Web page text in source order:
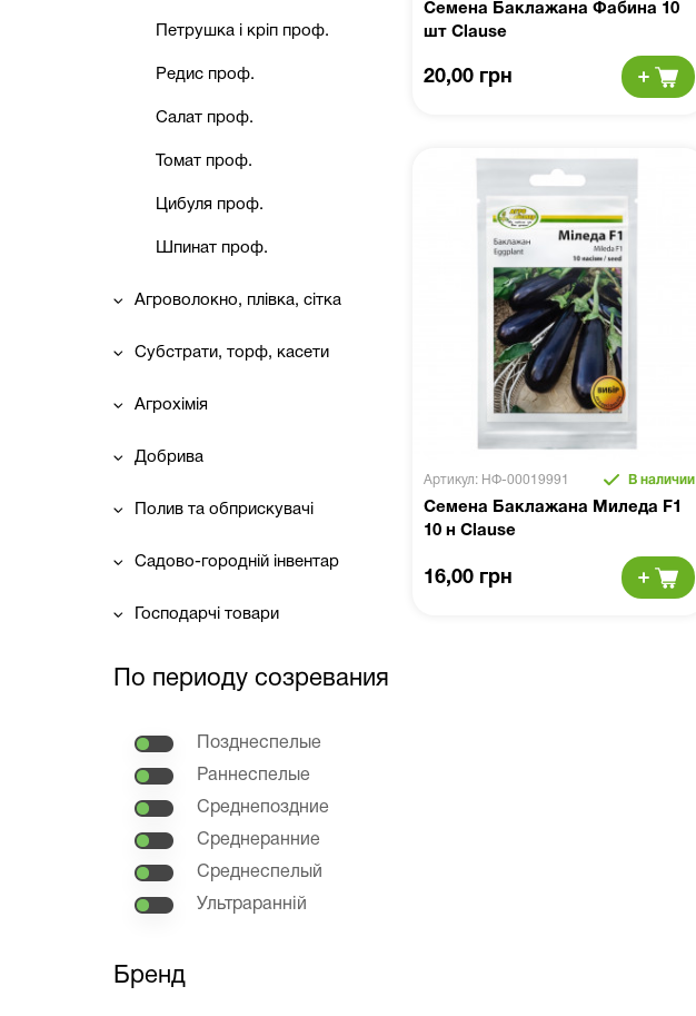
Петрушка і кріп проф.
Редис проф.
Салат проф.
Томат проф.
Цибуля проф.
Шпинат проф.
Агроволокно, плівка, сітка
Субстрати, торф, касети
Агрохімія
Добрива
Полив та обприскувачі
Садово-городній інвентар
Господарчі товари
По периоду созревания
Позднеспелые
Раннеспелые
Среднепоздние
Среднеранние
Среднеспелый
Ультраранній
Бренд
Семена Баклажана Фабина 10
шт Clause
20,00 грн
Артикул: НФ-00019991 В наличии
Семена Баклажана Миледа F1
10 н Clause
16,00 грн